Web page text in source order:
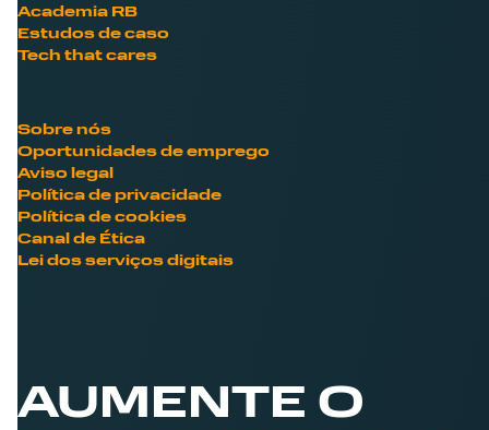
Academia RB
Estudos de caso
Tech that cares
Sobre nós
Oportunidades de emprego
Aviso legal
Política de privacidade
Política de cookies
Canal de Ética
Lei dos serviços digitais
AUMENTE O